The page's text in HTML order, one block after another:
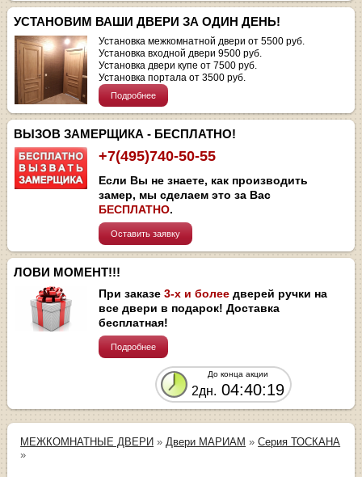
УСТАНОВИМ ВАШИ ДВЕРИ ЗА ОДИН ДЕНЬ!
Установка межкомнатной двери от 5500 руб.
Установка входной двери 9500 руб.
Установка двери купе от 7500 руб.
Установка портала от 3500 руб.
Подробнее
ВЫЗОВ ЗАМЕРЩИКА - БЕСПЛАТНО!
+7(495)740-50-55
Если Вы не знаете, как производить
замер, мы сделаем это за Вас
БЕСПЛАТНО.
Оставить заявку
ЛОВИ МОМЕНТ!!!
При заказе3-х и более дверей ручки на
все двери в подарок! Доставка
бесплатная!
Подробнее
До конца акции
2дн. 04:40:19
МЕЖКОМНАТНЫЕ ДВЕРИ » Двери МАРИАМ »Серия ТОСКАНА
»